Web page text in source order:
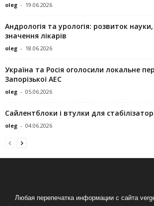
oleg - 19.06.2026
Андрологія та урологія: розвиток науки,
значення лікарів
oleg - 18.06.2026
Україна та Росія оголосили локальне
Запорізької АЕС
oleg - 05.06.2026
Сайлентблоки і втулки для
oleg - 04.06.2026
Любая перепечатка информации с сайта